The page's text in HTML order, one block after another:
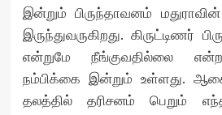
இன்றும் பிருந்தாவனம் மதுராவின்
இருந்துவருகிறது. கிருட்டிணர்
என்றுமே நீங்குவதில்லை
நம்பிக்கை இன்றும் உள்ளது.
தலத்தில் தரிசனம் பெறும்